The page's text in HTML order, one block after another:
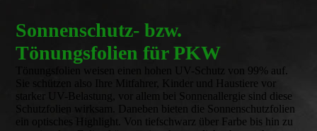
Sonnenschutz- bzw.
Tönungsfolien für PKW
Tönungsfolien weisen einen hohen UV-Schutz von 99% auf.
Sie schützen also Ihre Mitfahrer, Kinder und Haustiere vor
starker UV-Belastung, vor allem bei Sonnenallergie sind diese
Schutzfolien wirksam. Daneben bieten die Sonnenschutzfolien
ein optisches Highlight. Von tiefschwarz über Farbe bis hin zu